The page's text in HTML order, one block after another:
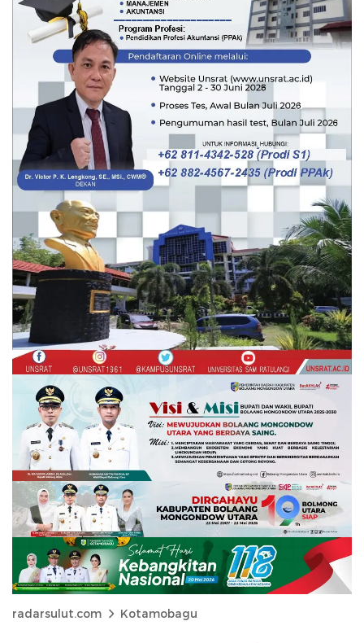
radarsulut.com Kotamobagu